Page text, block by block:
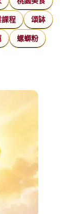
課程 頌缽
螺螄粉